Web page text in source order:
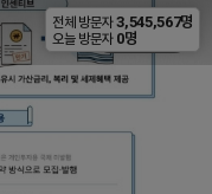
비공개
전체 방문자 3,545,567명
오늘 방문자 0명